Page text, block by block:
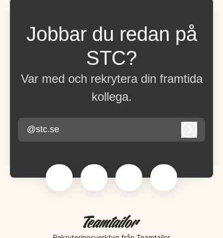
Jobbar du redan på
STC?
Var med och rekrytera din framtida
kollega.
@stc.se